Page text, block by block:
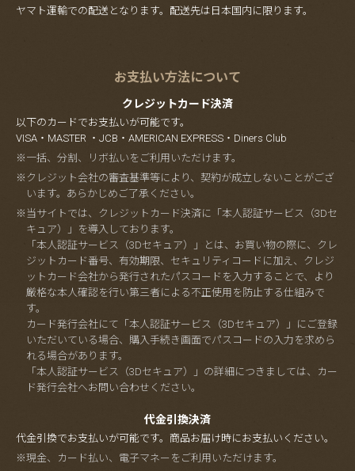
ヤマト運輸での配送となります。配送先は日本国内に限ります。
お支払い方法について
クレジットカード決済
以下のカードでお支払いが可能です。
VISA・MASTER ・JCB・AMERICAN EXPRESS・Diners Club
※一括、分割、リボ払いをご利用いただけます。
※クレジット会社の審査基準等により、契約が成立しないことがござ
います。あらかじめご了承ください。
※当サイトでは、クレジットカード決済に「本人認証サービス（3Dセ
キュア）」を導入しております。
「本人認証サービス（3Dセキュア）」とは、お買い物の際に、クレ
ジットカード番号、有効期限、セキュリティコードに加え、クレジ
ットカード会社から発行されたパスコードを入力することで、より
厳格な本人確認を行い第三者による不正使用を防止する仕組みで
す。
カード発行会社にて「本人認証サービス（3Dセキュア）」にご登録
いただいている場合、購入手続き画面でパスコードの入力を求めら
れる場合があります。
「本人認証サービス（3Dセキュア）」の詳細につきましては、カー
ド発行会社へお問い合わせください。
代金引換決済
代金引換でお支払いが可能です。商品お届け時にお支払いください。
※現金、カード払い、電子マネーをご利用いただけます。